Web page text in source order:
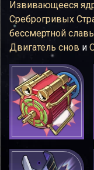
Извивающееся
Среброгривых
бессмертной
Двигатель снов и